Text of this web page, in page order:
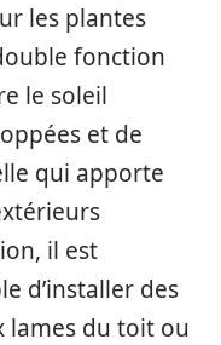
les plantes
fonction
le soleil
et de
qui apporte
il est
d’installer des
lames du toit ou